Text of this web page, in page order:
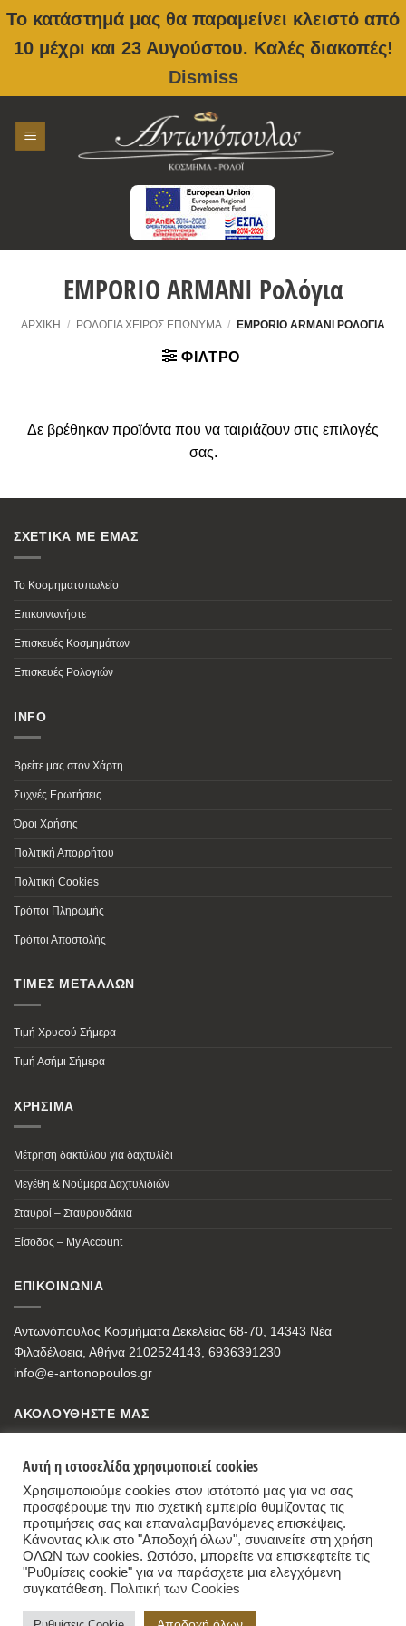
Το κατάστημά μας θα παραμείνει κλειστό από
10 μέχρι και 23 Αυγούστου. Καλές διακοπές!
Dismiss
content
EMPORIO ARMANI Ρολόγια
ΑΡΧΙΚΉ / ΡΟΛΌΓΙΑ ΧΕΙΡΌΣ ΕΠΏΝΥΜΑ / EMPORIO ARMANI ΡΟΛΌΓΙΑ
ΦΊΛΤΡΟ
Δε βρέθηκαν προϊόντα που να ταιριάζουν στις επιλογές
σας.
ΣΧΕΤΙΚΑ ΜΕ ΕΜΑΣ
Το Κοσμηματοπωλείο
Επικοινωνήστε
Επισκευές Κοσμημάτων
Επισκευές Ρολογιών
INFO
Βρείτε μας στον Χάρτη
Συχνές Ερωτήσεις
Όροι Χρήσης
Πολιτική Απορρήτου
Πολιτική Cookies
Τρόποι Πληρωμής
Τρόποι Αποστολής
ΤΙΜΕΣ ΜΕΤΑΛΛΩΝ
Τιμή Χρυσού Σήμερα
Τιμή Ασήμι Σήμερα
ΧΡΗΣΙΜΑ
Μέτρηση δακτύλου για δαχτυλίδι
Μεγέθη & Νούμερα Δαχτυλιδιών
Σταυροί – Σταυρουδάκια
Είσοδος – My Account
ΕΠΙΚΟΙΝΩΝΙΑ
Αντωνόπουλος Κοσμήματα Δεκελείας 68-70, 14343 Νέα
Φιλαδέλφεια, Αθήνα 2102524143, 6936391230
info@e-antonopoulos.gr
ΑΚΟΛΟΥΘΗΣΤΕ ΜΑΣ
Antonopoulos Jewelry Store
68-70, Dekelias Str, 14343 Nea Filadelfia, Athens
Αυτή η ιστοσελίδα χρησιμοποιεί cookies
Χρησιμοποιούμε cookies στον ιστότοπό μας για να σας
προσφέρουμε την πιο σχετική εμπειρία θυμίζοντας τις
προτιμήσεις σας και επαναλαμβανόμενες επισκέψεις.
Κάνοντας κλικ στο "Αποδοχή όλων", συναινείτε στη χρήση
ΟΛΩΝ των cookies. Ωστόσο, μπορείτε να επισκεφτείτε τις
"Ρυθμίσεις cookie" για να παράσχετε μια ελεγχόμενη
συγκατάθεση. Πολιτική των Cookies